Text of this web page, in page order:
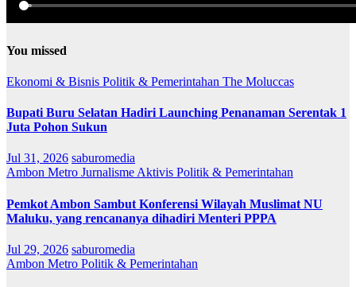
You missed
Ekonomi & Bisnis Politik & Pemerintahan The Moluccas
Bupati Buru Selatan Hadiri Launching Penanaman Serentak 1
Juta Pohon Sukun
Jul 31, 2026 saburomedia
Ambon Metro Jurnalisme Aktivis Politik & Pemerintahan
Pemkot Ambon Sambut Konferensi Wilayah Muslimat NU
Maluku, yang rencananya dihadiri Menteri PPPA
Jul 29, 2026 saburomedia
Ambon Metro Politik & Pemerintahan